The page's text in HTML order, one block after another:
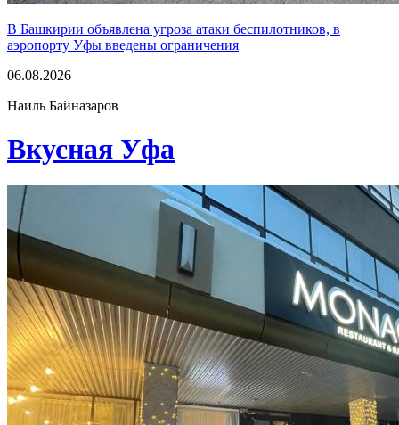
В Башкирии объявлена угроза атаки беспилотников, в
аэропорту Уфы введены ограничения
06.08.2026
Наиль Байназаров
Вкусная Уфа